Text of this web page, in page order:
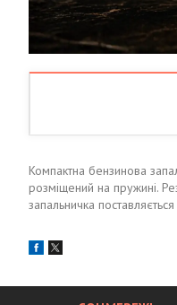
Компактна бензинова
розміщений на пружині.
запальничка